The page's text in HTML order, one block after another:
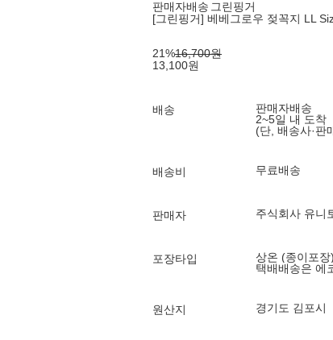
판매자배송 그린핑거
[그린핑거] 베베그로우 젖꼭지 LL
21%16,700원
13,100원
배송
판매자배송
2~5일 내 도착
(단, 배송사·판
배송비 무료배송
판매자 주식회사 유니
포장타입
상온 (종이포장)
택배배송은 에
원산지 경기도 김포시